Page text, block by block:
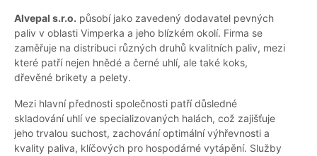
Alvepal s.r.o. působí jako zavedený dodavatel pevných
paliv v oblasti Vimperka a jeho blízkém okolí. Firma se
zaměřuje na distribuci různých druhů kvalitních paliv, mezi
které patří nejen hnědé a černé uhlí, ale také koks,
dřevěné brikety a pelety.
Mezi hlavní přednosti společnosti patří důsledné
skladování uhlí ve specializovaných halách, což zajišťuje
jeho trvalou suchost, zachování optimální výhřevnosti a
kvality paliva, klíčových pro hospodárné vytápění. Služby